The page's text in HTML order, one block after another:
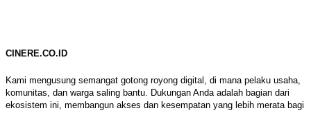
CINERE.CO.ID
Kami mengusung semangat gotong royong digital, di mana pelaku usaha,
komunitas, dan warga saling bantu. Dukungan Anda adalah bagian dari
ekosistem ini, membangun akses dan kesempatan yang lebih merata bagi